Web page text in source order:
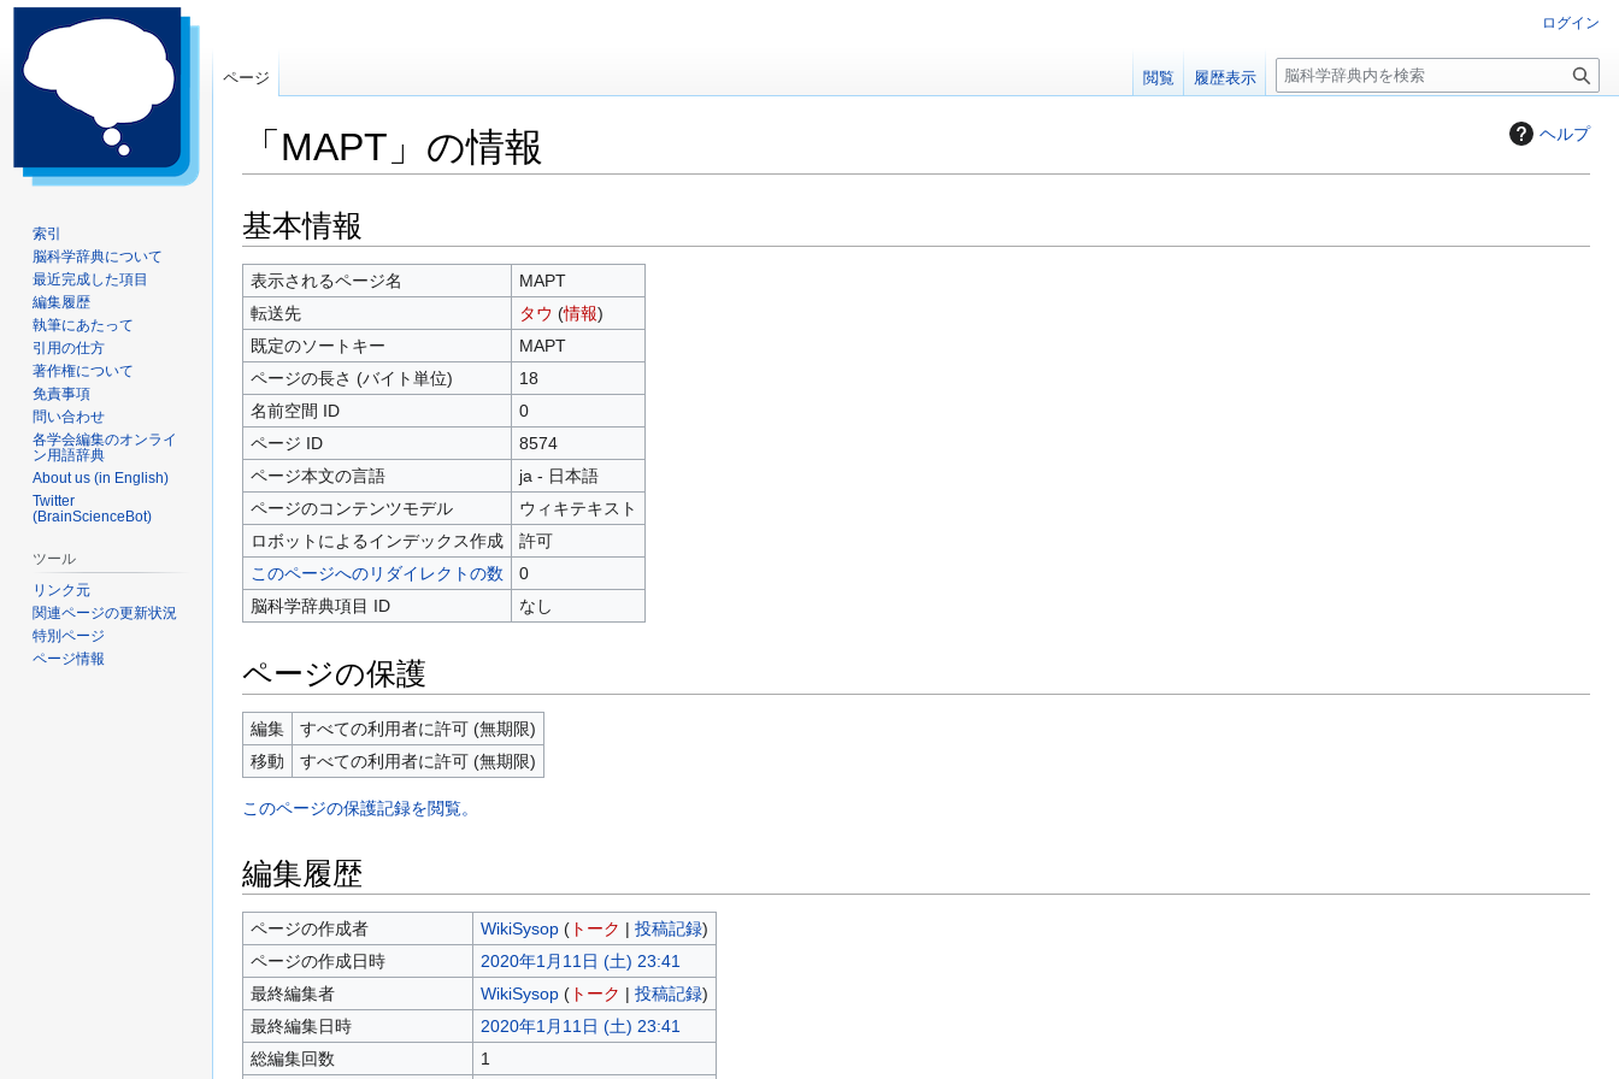
ヘルプ
「MAPT」の情報
ナ
ビ
ゲ
ー
シ
ョ
ン
に
移
動
検
索
に
移
動
基本情報
表示されるページ名
MAPT
転送先
タウ (情報)
既定のソートキー
MAPT
ページの長さ (バイト単位)
18
名前空間 ID
0
ページ ID
8574
ページ本文の言語
ja - 日本語
ページのコンテンツモデル
ウィキテキスト
ロボットによるインデックス作成
許可
このページへのリダイレクトの数
0
脳科学辞典項目 ID
なし
ページの保護
編集
すべての利用者に許可 (無期限)
移動
すべての利用者に許可 (無期限)
このページの保護記録を閲覧。
編集履歴
ページの作成者 WikiSysop (トーク | 投稿記録)
ページの作成日時
2020年1月11日 (土) 23:41
最終編集者
WikiSysop (トーク | 投稿記録)
最終編集日時
2020年1月11日 (土) 23:41
総編集回数
1
ログイン
ページ 閲覧 履歴表示
検
索
索引
脳科学辞典について
最近完成した項目
編集履歴
執筆にあたって
引用の仕方
著作権について
免責事項
問い合わせ
各学会編集のオンライ
ン用語辞典
About us (in English)
Twitter
(BrainScienceBot)
ツール
リンク元
関連ページの更新状況
特別ページ
ページ情報